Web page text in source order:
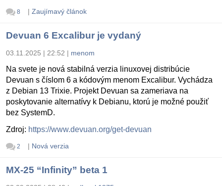
8 | Zaujímavý článok
Devuan 6 Excalibur je vydaný
03.11.2025 | 22:52 | menom
Na svete je nová stabilná verzia linuxovej distribúcie
Devuan s číslom 6 a kódovým menom Excalibur. Vychádza
z Debian 13 Trixie. Projekt Devuan sa zameriava na
poskytovanie alternatívy k Debianu, ktorú je možné použiť
bez SystemD.
Zdroj: https://www.devuan.org/get-devuan
2 | Nová verzia
MX-25 “Infinity” beta 1